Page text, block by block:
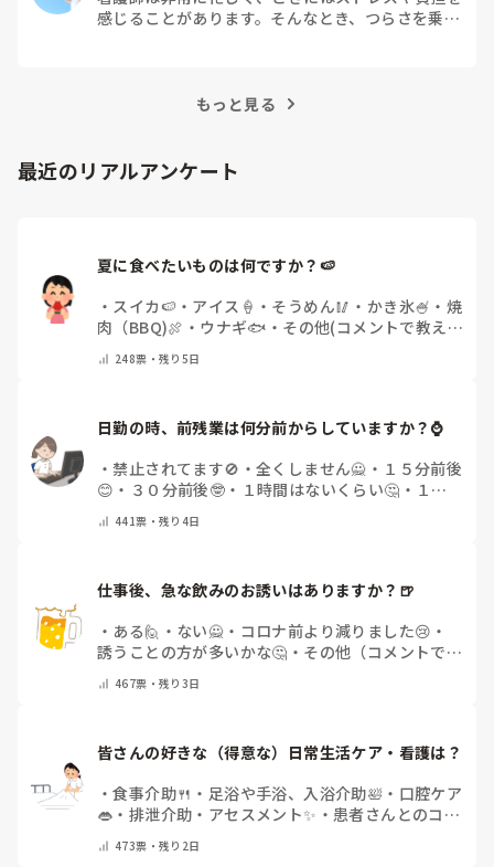
感じることがあります。そんなとき、つらさを乗り
もっと見る
最近のリアルアンケート
夏に食べたいものは何ですか？🍉
・ スイカ🍉 ・ アイス🍦 ・ そうめん🥢 ・ かき氷🍧 ・ 焼
肉（BBQ)🍖 ・ ウナギ🐟 ・ その他(コメントで教え
248票・残り5日
日勤の時、前残業は何分前からしていますか？⌚
・禁止されてます🚫 ・ 全くしません🙅 ・ １５分前後
😊 ・ ３０分前後🤓 ・ １時間はないくらい🤔 ・ １時
441票・残り4日
仕事後、急な飲みのお誘いはありますか？🍺
・ ある🙋 ・ ない🙅 ・ コロナ前より減りました😢 ・
誘うことの方が多いかな🤔 ・ その他（コメントで教
467票・残り3日
皆さんの好きな（得意な）日常生活ケア・看護は？
・食事介助🍴 ・ 足浴や手浴、入浴介助🛀 ・ 口腔ケア
👄 ・ 排泄介助・アセスメント✨ ・ 患者さんとのコミ
で教えてください）
473票・残り2日